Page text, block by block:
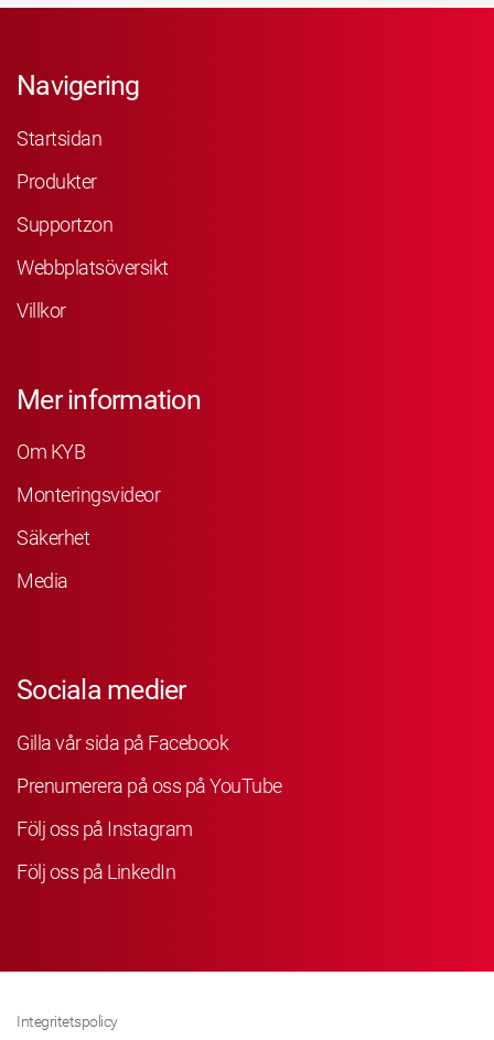
Navigering
Startsidan
Produkter
Supportzon
Webbplatsöversikt
Villkor
Mer information
Om KYB
Monteringsvideor
Säkerhet
Media
Sociala medier
Gilla vår sida på Facebook
Prenumerera på oss på YouTube
Följ oss på Instagram
Följ oss på LinkedIn
Integritetspolicy